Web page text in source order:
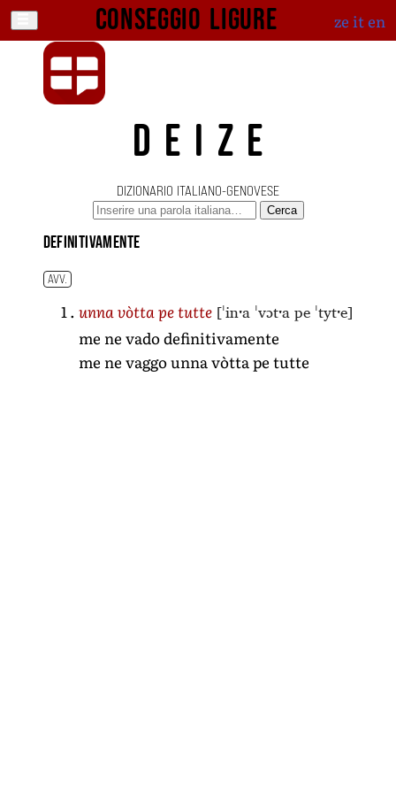
Conseggio ligure ze iten
DEIZE
DIZIONARIO ITALIANO-GENOVESE
Cerca
definitivamente
AVV.
unna vòtta pe tutte [ˈinˑa ˈvɔtˑa pe ˈtytˑe]
me ne vado definitivamente
me ne vaggo unna vòtta pe tutte